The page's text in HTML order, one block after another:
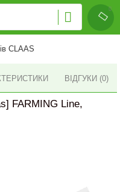
CLAAS
ВІДГУКИ (0)
FARMING Line,